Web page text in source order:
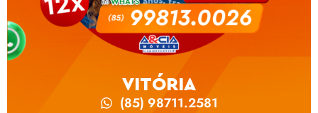
VITÓRIA
(85) 98711.2581